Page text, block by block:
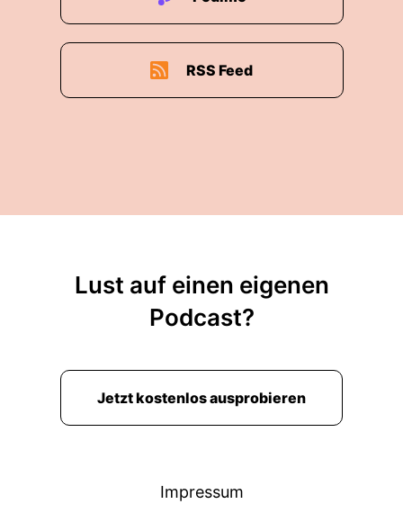
RSS Feed
Lust auf einen eigenen
Podcast?
Jetzt kostenlos ausprobieren
Impressum